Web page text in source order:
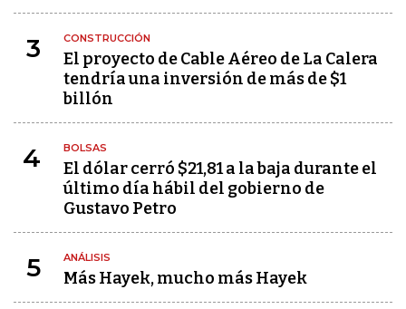
3 CONSTRUCCIÓN
El proyecto de Cable Aéreo de La Calera
tendría una inversión de más de $1
billón
4 BOLSAS
El dólar cerró $21,81 a la baja durante el
último día hábil del gobierno de
Gustavo Petro
5 ANÁLISIS
Más Hayek, mucho más Hayek